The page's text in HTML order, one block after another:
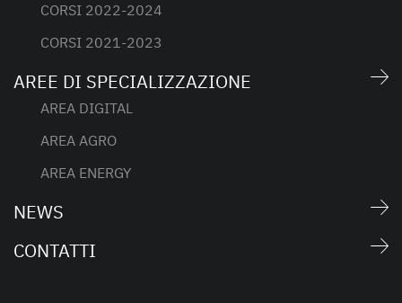
CORSI 2022-2024
CORSI 2021-2023
AREE DI SPECIALIZZAZIONE
AREA DIGITAL
AREA AGRO
AREA ENERGY
NEWS
CONTATTI